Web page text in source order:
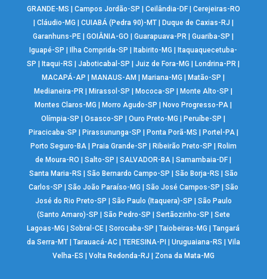
GRANDE-MS | Campos Jordão-SP | Ceilândia-DF| Cerejeiras-RO
| Cláudio-MG | CUIABÁ (Pedra 90)-MT| Duque de Caxias-RJ |
Garanhuns-PE |GOIÂNIA-GO |Guarapuava-PR |Guariba-SP |
Iguapé-SP |Ilha Comprida-SP |Itabirito-MG |Itaquaquecetuba-
SP |Itaqui-RS |Jaboticabal-SP |Juiz de Fora-MG |Londrina-PR |
MACAPÁ-AP |MANAUS-AM |Mariana-MG |Matão-SP |
Medianeira-PR |Mirassol-SP |Mococa-SP |Monte Alto-SP |
Montes Claros-MG |Morro Agudo-SP |Novo Progresso-PA |
Olímpia-SP |Osasco-SP |Ouro Preto-MG |Peruíbe-SP |
Piracicaba-SP | Pirassununga-SP | Ponta Porã-MS | Portel-PA|
Porto Seguro-BA| Praia Grande-SP | Ribeirão Preto-SP | Rolim
de Moura-RO |Salto-SP |SALVADOR-BA |Samambaia-DF |
Santa Maria-RS | São Bernardo Campo-SP | São Borja-RS | São
Carlos-SP | São João Paraíso-MG | São José Campos-SP | São
José do Rio Preto-SP | São Paulo (Itaquera)-SP | São Paulo
(Santo Amaro)-SP | São Pedro-SP | Sertãozinho-SP | Sete
Lagoas-MG |Sobral-CE |Sorocaba-SP |Taiobeiras-MG |Tangará
da Serra-MT| Tarauacá-AC| TERESINA-PI | Uruguaiana-RS | Vila
Velha-ES | Volta Redonda-RJ | Zona da Mata-MG